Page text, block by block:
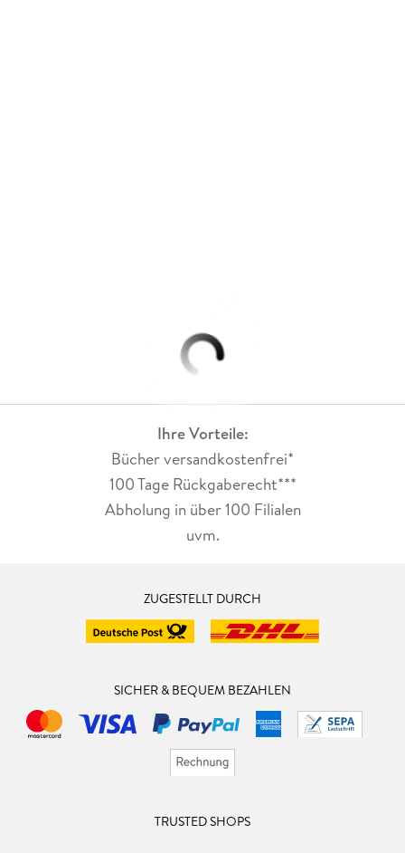
Ihre Vorteile:
Bücher versandkostenfrei*
100 Tage Rückgaberecht***
Abholung in über 100 Filialen
uvm.
ZUGESTELLT DURCH
SICHER & BEQUEM BEZAHLEN
TRUSTED SHOPS